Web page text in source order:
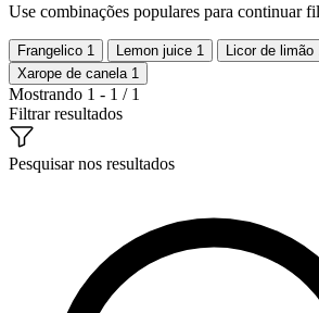
Use combinações populares para continuar
Frangelico 1 Lemon juice 1 Licor de limão
Xarope de canela 1
Mostrando 1 - 1 / 1
Filtrar resultados
Pesquisar nos resultados